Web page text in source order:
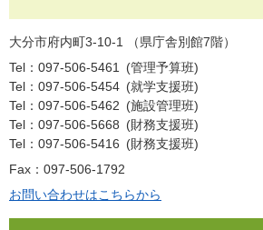
大分市府内町3-10-1 （県庁舎別館7階）
Tel：097-506-5461
管理予算班
Tel：097-506-5454
就学支援班
Tel：097-506-5462
施設管理班
Tel：097-506-5668
財務支援班
Tel：097-506-5416
財務支援班
Fax：097-506-1792
お問い合わせはこちらから